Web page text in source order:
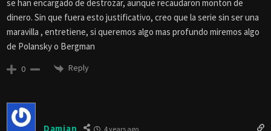
se han encargado de destrozar, aunque recaudaron monton de
dinero. Sin que fuera esto justificativo, creo que la serie sin ser una
maravilla , entretiene, si queremos algo mas profundo miremos algo
de Polansky o Bergman
0 Reply
Damian 4 years ago